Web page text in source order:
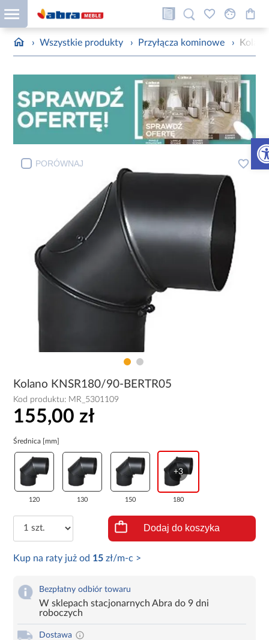
› Wszystkie produkty › Przyłącza kominowe ›
PORÓWNAJ
Kolano KNSR180/90-BERTR05
Kod produktu: MR_5301109
155,00 zł
Średnica [mm]
120 130 150
+3
180
Dodaj do koszyka
Kup na raty już od 15 zł/m-c >
Bezpłatny odbiór towaru
W sklepach stacjonarnych Abra do 9 dni
roboczych
Dostawa